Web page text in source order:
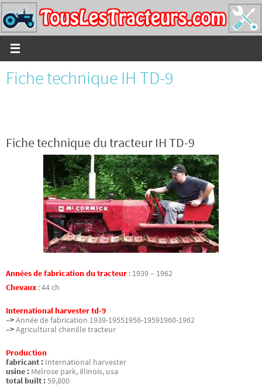
Passer
vers
le
contenu
Fiche technique IH TD-9
Fiche technique du tracteur IH TD-9
Années de fabrication du tracteur : 1939 – 1962
Chevaux :44 ch
International harvester td-9
–>Année de fabrication 1939-19551956-19591960-1962
–>Agricultural chenille tracteur
Production
fabricant : International harvester
usine : Melrose park, illinois, usa
total built :59,800